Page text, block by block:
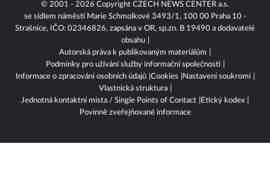
© 2001 - 2026 Copyright CZECH NEWS CENTER a.s.
se sídlem náměstí Marie Schmolkové 3493/1, 100 00 Praha 10 -
Strašnice, IČO: 02346826, zapsána v OR, sp.zn. B 19490 a dodavatelé
obsahu
Autorská práva k publikovaným materiálům
Podmínky pro užívání služby informační společnosti
Informace o zpracování osobních údajů Cookies
Nastavení soukromí
Vlastnická struktura
Jednotná kontaktní místa / Single Points of Contact
Etický kodex
Povinně zveřejňované informace